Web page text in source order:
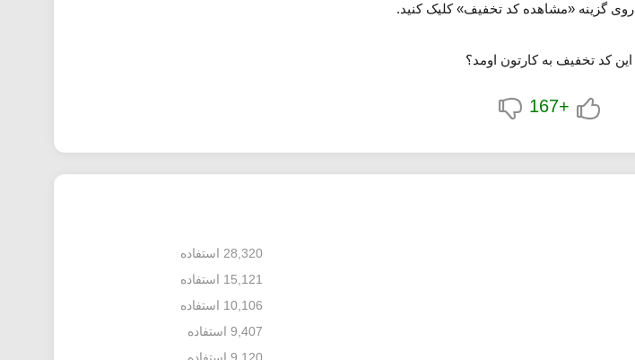
روی گزینه «مشاهده کد تخفیف» کلیک کنید.
این کد تخفیف به کارتون اومد؟
+167
28,320 استفاده
15,121 استفاده
10,106 استفاده
9,407 استفاده